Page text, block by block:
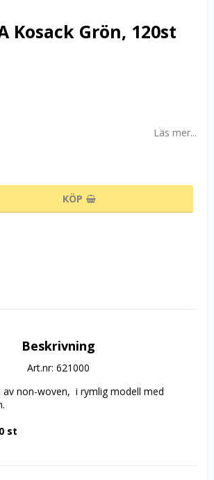
Kosack Grön, 120st
Läs mer...
KÖP
Beskrivning
Art.nr: 621000
non-woven,  i rymlig modell med
st